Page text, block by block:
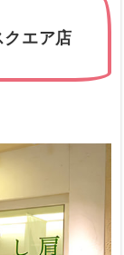
エア店